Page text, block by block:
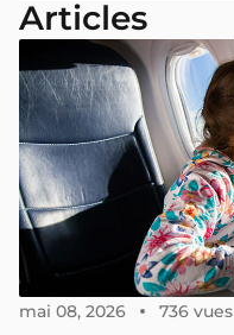
Articles
mai 08, 2026 736 vues